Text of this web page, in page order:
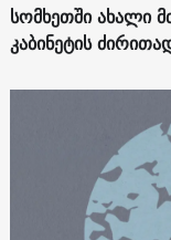
სომხეთში ახალი
კაბინეტის